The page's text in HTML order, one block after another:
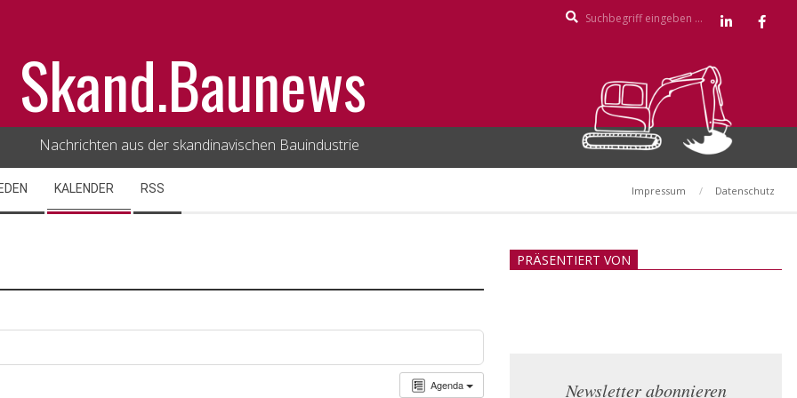
Skand.Baunews
Nachrichten aus der skandinavischen Bauindustrie
KALENDER RSS Impressum Datenschutz
Agenda
PRÄSENTIERT VON
Newsletter abonnieren